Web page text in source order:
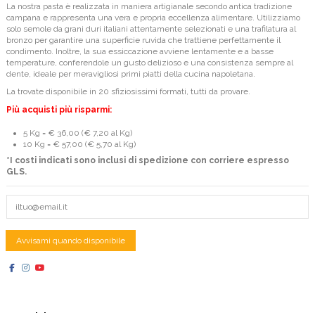
La nostra pasta è realizzata in maniera artigianale secondo antica tradizione
campana e rappresenta una vera e propria eccellenza alimentare. Utilizziamo
solo semole da grani duri italiani attentamente selezionati e una trafilatura al
bronzo per garantire una superficie ruvida che trattiene perfettamente il
condimento. Inoltre, la sua essiccazione avviene lentamente e a basse
temperature, conferendole un gusto delizioso e una consistenza sempre al
dente, ideale per meravigliosi primi piatti della cucina napoletana.
La trovate disponibile in 20 sfiziosissimi formati, tutti da provare.
Più acquisti più risparmi:
5 Kg = € 36,00 (€ 7,20 al Kg)
10 Kg = € 57,00 (€ 5,70 al Kg)
*I costi indicati sono inclusi di spedizione con corriere espresso
GLS.